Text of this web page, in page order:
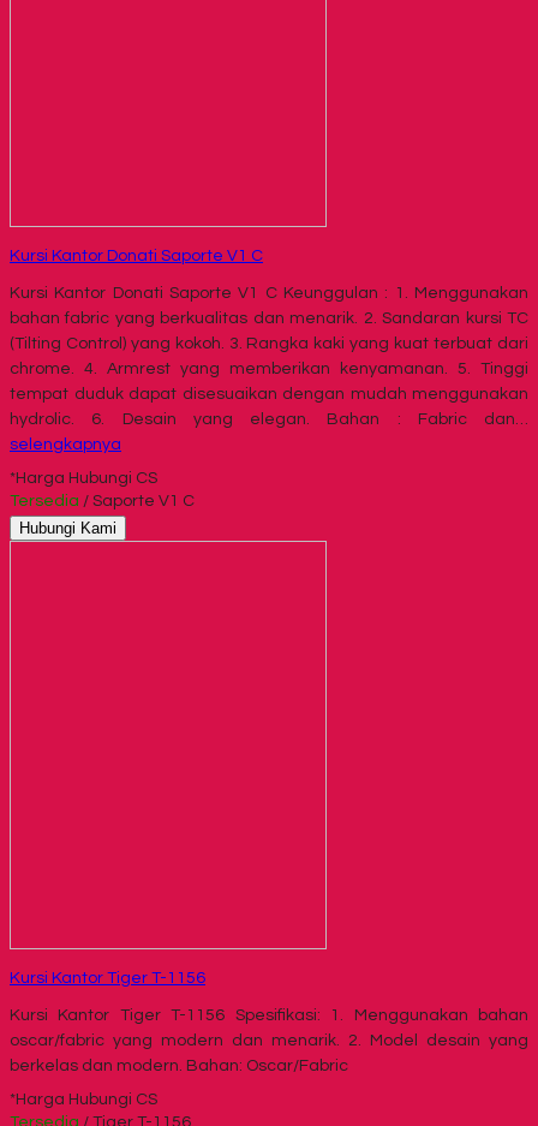
Kursi Kantor Donati Saporte V1 C
Kursi Kantor Donati Saporte V1 C Keunggulan : 1. Menggunakan
bahan fabric yang berkualitas dan menarik. 2. Sandaran kursi TC
(Tilting Control) yang kokoh. 3. Rangka kaki yang kuat terbuat dari
chrome. 4. Armrest yang memberikan kenyamanan. 5. Tinggi
tempat duduk dapat disesuaikan dengan mudah menggunakan
hydrolic. 6. Desain yang elegan. Bahan : Fabric dan…
selengkapnya
*Harga Hubungi CS
Tersedia / Saporte V1 C
Hubungi Kami
Kursi Kantor Tiger T-1156
Kursi Kantor Tiger T-1156 Spesifikasi: 1. Menggunakan bahan
oscar/fabric yang modern dan menarik. 2. Model desain yang
berkelas dan modern. Bahan: Oscar/Fabric
*Harga Hubungi CS
Tersedia / Tiger T-1156